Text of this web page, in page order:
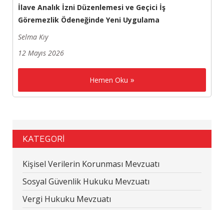
İlave Analık İzni Düzenlemesi ve Geçici İş
Göremezlik Ödeneğinde Yeni Uygulama
Selma Kıy
12 Mayıs 2026
Hemen Oku
KATEGORİ
Kişisel Verilerin Korunması Mevzuatı
Sosyal Güvenlik Hukuku Mevzuatı
Vergi Hukuku Mevzuatı